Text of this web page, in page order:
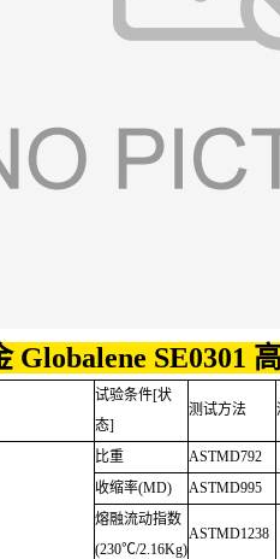
Globalene SE0301
试验条件[状
态]
测试方法
比重 ASTMD792
收缩率(MD)
ASTMD995
熔融流动指数
(230℃/2.16Kg)
ASTMD1238